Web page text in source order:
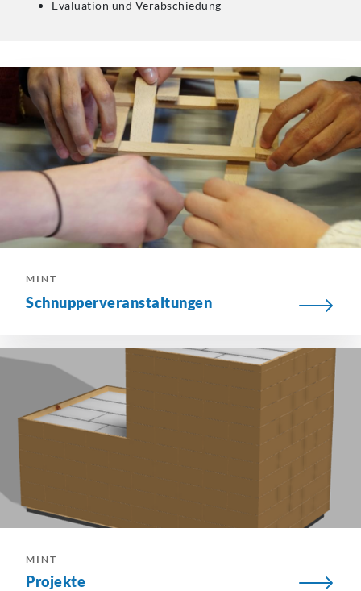
Evaluation und Verabschiedung
MINT
Schnupperveranstaltungen
MINT
Projekte